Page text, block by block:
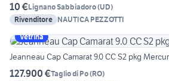
10 €Lignano Sabbiadoro(UD)
Rivenditore NAUTICA PEZZOTTI
Vetrina
Jeanneau Cap Camarat 9.0 CC S2 pkg
127.900 €Taglio di Po(RO)